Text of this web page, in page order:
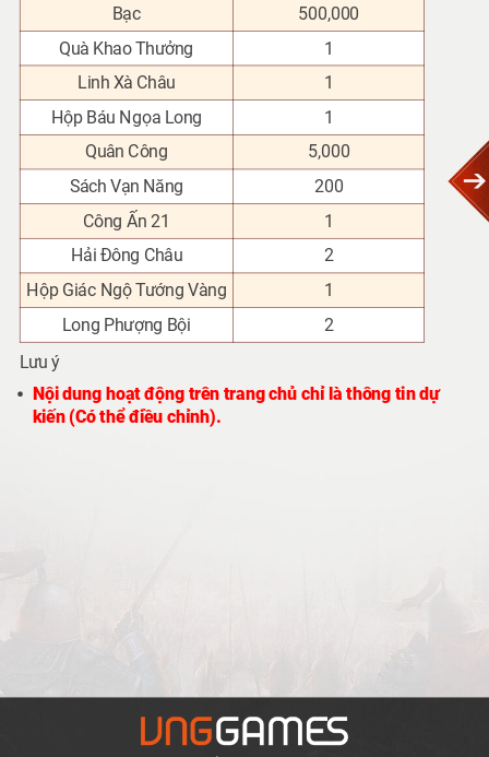
Bạc
500,000
Quà Khao Thưởng
1
Linh Xà Châu
1
Hộp Báu Ngọa Long
1
Quân Công
5,000
Sách Vạn Năng
200
Công Ấn 21
1
Hải Đông Châu
2
Hộp Giác Ngộ Tướng Vàng
1
Long Phượng Bội
2
Lưu ý
Nội dung hoạt động trên trang chủ chỉ là thông tin dự
kiến (Có thể điều chỉnh).